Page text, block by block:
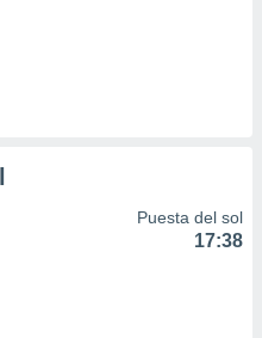
Puesta del sol
17:38